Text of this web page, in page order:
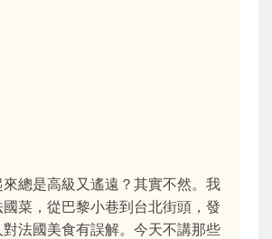
總是高級又遙遠？其實不然。我
菜，從巴黎小巷到台北街頭，發
法國美食有誤解。今天不講那些